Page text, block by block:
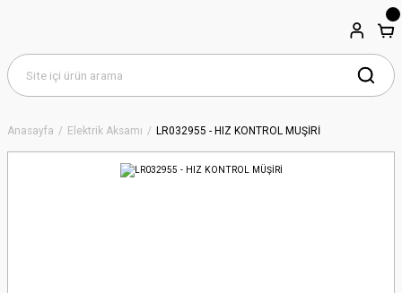
Anasayfa Elektrik Aksamı LR032955 - HIZ KONTROL MÜŞİRİ